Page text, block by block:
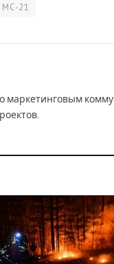
МС-21
маркетинговым